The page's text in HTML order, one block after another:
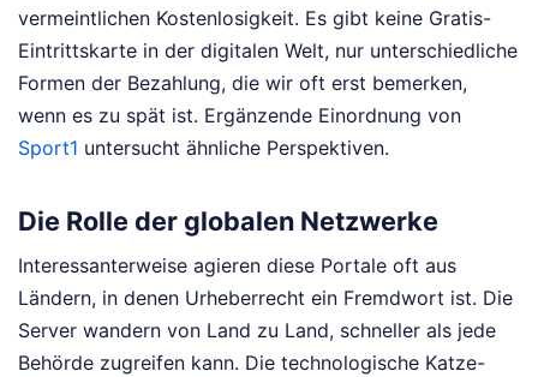
vermeintlichen Kostenlosigkeit. Es gibt keine Gratis-
Eintrittskarte in der digitalen Welt, nur unterschiedliche
Formen der Bezahlung, die wir oft erst bemerken,
wenn es zu spät ist. Ergänzende Einordnung von
Sport1 untersucht ähnliche Perspektiven.
Die Rolle der globalen Netzwerke
Interessanterweise agieren diese Portale oft aus
Ländern, in denen Urheberrecht ein Fremdwort ist. Die
Server wandern von Land zu Land, schneller als jede
Behörde zugreifen kann. Die technologische Katze-